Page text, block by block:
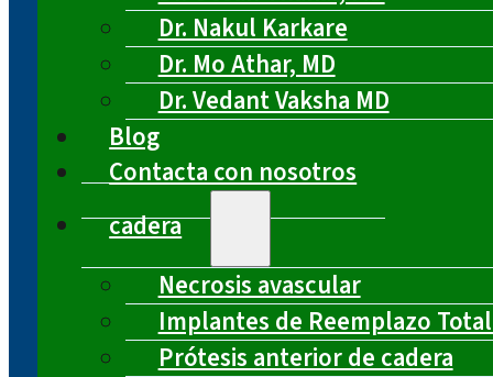
Dr. Nakul Karkare
Dr. Mo Athar, MD
Dr. Vedant Vaksha MD
Blog
Contacta con nosotros
cadera
Necrosis avascular
Implantes de Reemplazo
Prótesis anterior de cadera